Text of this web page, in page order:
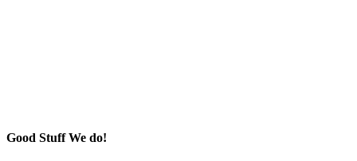
Good Stuff We do!